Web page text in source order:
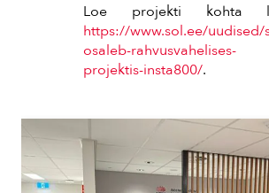
Loe projekti kohta
https://www.sol.ee/uudised/
osaleb-rahvusvahelises-
projektis-insta800/.
Loe järgmiseks